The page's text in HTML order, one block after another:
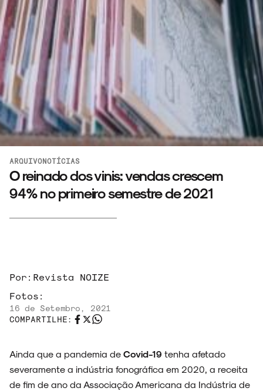
ARQUIVO
ESPECIAIS
ARQUIVONOTÍCIAS
O reinado dos vinis: vendas crescem
94% no primeiro semestre de 2021
Por: Revista NOIZE
Fotos:
16 de Setembro, 2021
COMPARTILHE:
Ainda que a pandemia de Covid-19 tenha afetado
severamente a indústria fonográfica em 2020, a receita
de fim de ano da Associação Americana da Indústria de